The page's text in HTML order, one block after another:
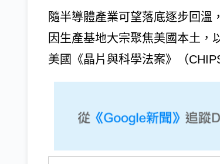
隨半導體產業可望落底逐步回溫
因生產基地大宗聚焦美國本土，
美國《晶片與科學法案》（